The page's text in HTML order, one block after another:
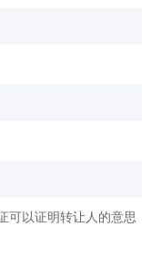
可以证明转让人的意思